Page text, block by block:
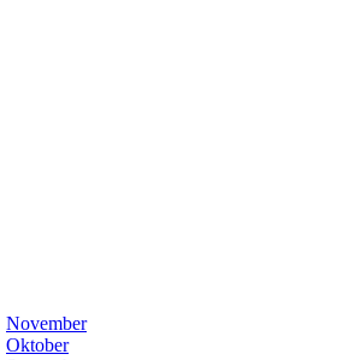
November
Oktober